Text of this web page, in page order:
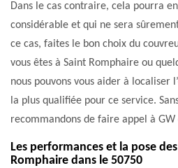
Dans le cas contraire, cela pourra
considérable et qui ne sera
ce cas, faites le bon choix du
vous êtes à Saint Romphaire ou
nous pouvons vous aider à localiser
la plus qualifiée pour ce service.
recommandons de faire appel à
Les performances et la pose
Romphaire dans le 50750